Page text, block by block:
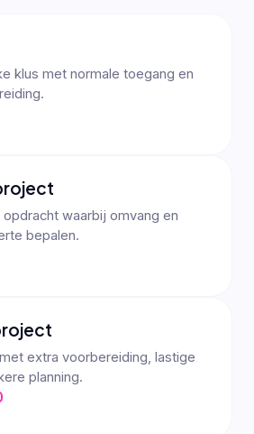
klus met normale toegang en
waarbij omvang en
bepalen.
extra voorbereiding, lastige
planning.